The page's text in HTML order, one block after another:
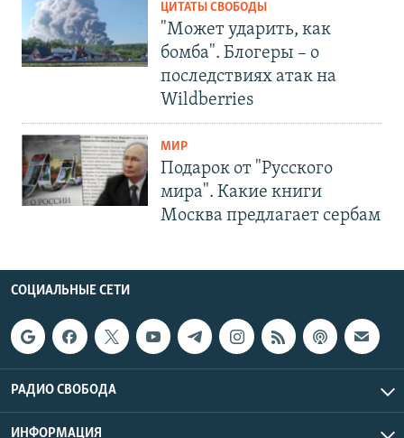
ЦИТАТЫ СВОБОДЫ
"Может ударить, как
бомба". Блогеры – о
последствиях атак на
Wildberries
МИР
Подарок от "Русского
мира". Какие книги
Москва предлагает сербам
СОЦИАЛЬНЫЕ СЕТИ
РАДИО СВОБОДА
ИНФОРМАЦИЯ